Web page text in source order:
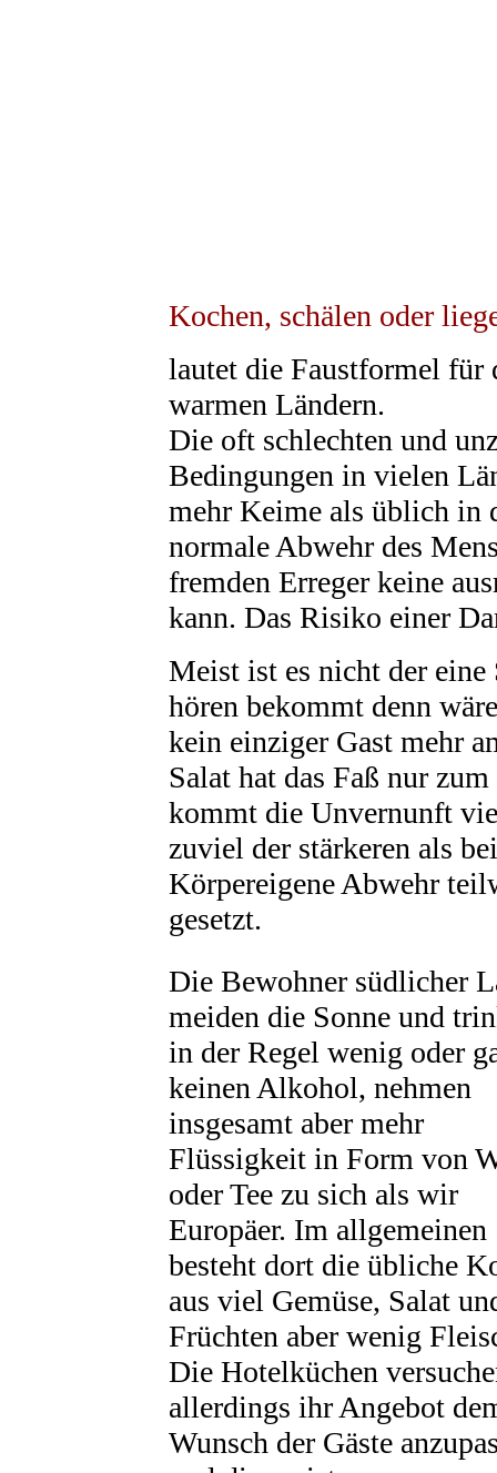
Kochen, schälen oder
lautet die Faustformel für
warmen Ländern.
Die oft schlechten und
Bedingungen in vielen
mehr Keime als üblich in
normale Abwehr des
fremden Erreger keine
kann. Das Risiko einer
Meist ist es nicht der
hören bekommt denn
kein einziger Gast mehr
Salat hat das Faß nur
kommt die Unvernunft
zuviel der stärkeren als
Körpereigene Abwehr
gesetzt.
Die Bewohner südlicher
meiden die Sonne und
in der Regel wenig oder
keinen Alkohol, nehmen
insgesamt aber mehr
Flüssigkeit in Form von
oder Tee zu sich als wir
Europäer. Im allgemeinen
besteht dort die übliche
aus viel Gemüse, Salat
Früchten aber wenig
Die Hotelküchen
allerdings ihr Angebot
Wunsch der Gäste